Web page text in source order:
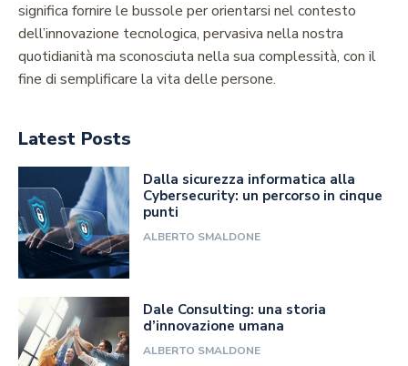
significa fornire le bussole per orientarsi nel contesto
dell’innovazione tecnologica, pervasiva nella nostra
quotidianità ma sconosciuta nella sua complessità, con il
fine di semplificare la vita delle persone.
Latest Posts
Dalla sicurezza informatica alla
Cybersecurity: un percorso in cinque
punti
ALBERTO SMALDONE
Dale Consulting: una storia
d’innovazione umana
ALBERTO SMALDONE